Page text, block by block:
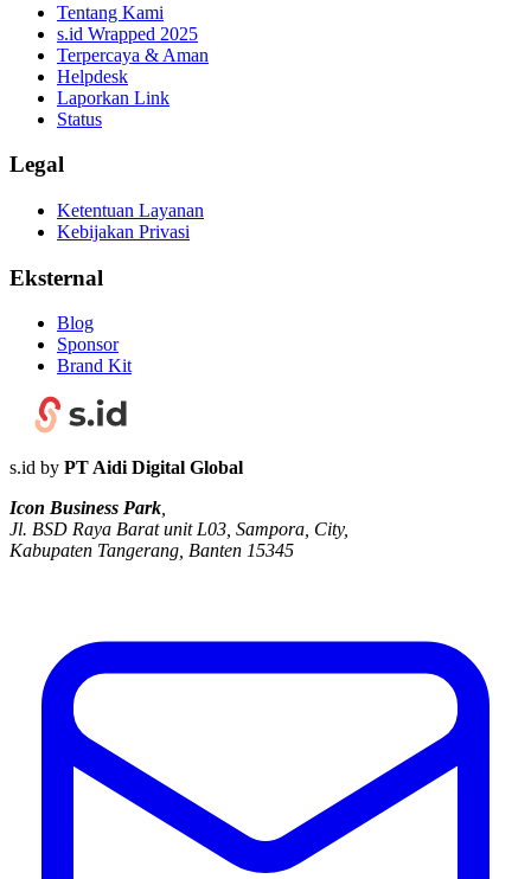
Tentang Kami
s.id Wrapped 2025
Terpercaya & Aman
Helpdesk
Laporkan Link
Status
Legal
Ketentuan Layanan
Kebijakan Privasi
Eksternal
Blog
Sponsor
Brand Kit
s.id by PT Aidi Digital Global
Icon Business Park,
Jl. BSD Raya Barat unit L03, Sampora, City,
Kabupaten Tangerang, Banten 15345